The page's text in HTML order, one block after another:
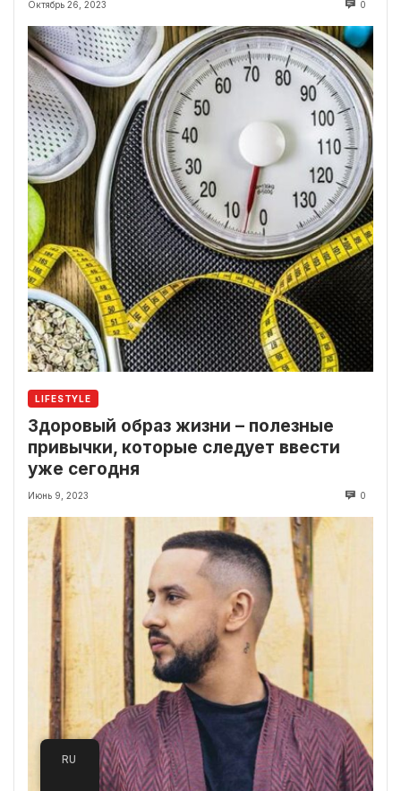
Октябрь 26, 2023 0
LIFESTYLE
Здоровый образ жизни – полезные
привычки, которые следует ввести
уже сегодня
Июнь 9, 2023 0
RU